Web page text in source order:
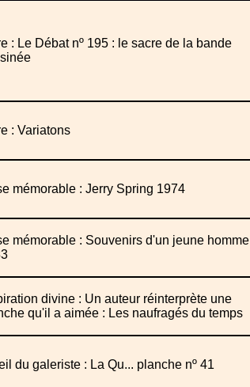
: Le Débat nº 195 : le sacre de la bande
: Variatons
mémorable : Jerry Spring 1974
mémorable : Souvenirs d'un jeune homme
divine : Un auteur réinterprète une
qu'il a aimée : Les naufragés du temps
du galeriste : La Qu... planche nº 41